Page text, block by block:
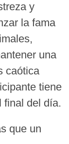
y
la fama
una
caótica
tiene
final del día.
que un